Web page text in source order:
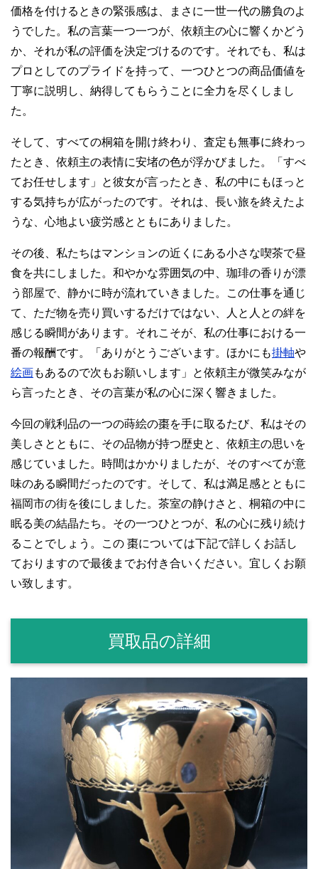
価格を付けるときの緊張感は、まさに一世一代の勝負のよ
うでした。私の言葉一つ一つが、依頼主の心に響くかどう
か、それが私の評価を決定づけるのです。それでも、私は
プロとしてのプライドを持って、一つひとつの商品価値を
丁寧に説明し、納得してもらうことに全力を尽くしまし
た。
そして、すべての桐箱を開け終わり、査定も無事に終わっ
たとき、依頼主の表情に安堵の色が浮かびました。「すべ
てお任せします」と彼女が言ったとき、私の中にもほっと
する気持ちが広がったのです。それは、長い旅を終えたよ
うな、心地よい疲労感とともにありました。
その後、私たちはマンションの近くにある小さな喫茶で昼
食を共にしました。和やかな雰囲気の中、珈琲の香りが漂
う部屋で、静かに時が流れていきました。この仕事を通じ
て、ただ物を売り買いするだけではない、人と人との絆を
感じる瞬間があります。それこそが、私の仕事における一
番の報酬です。「ありがとうございます。ほかにも掛軸や
絵画もあるので次もお願いします」と依頼主が微笑みなが
ら言ったとき、その言葉が私の心に深く響きました。
今回の戦利品の一つの蒔絵の棗を手に取るたび、私はその
美しさとともに、その品物が持つ歴史と、依頼主の思いを
感じていました。時間はかかりましたが、そのすべてが意
味のある瞬間だったのです。そして、私は満足感とともに
福岡市の街を後にしました。茶室の静けさと、桐箱の中に
眠る美の結晶たち。その一つひとつが、私の心に残り続け
ることでしょう。この 棗については下記で詳しくお話し
ておりますので最後までお付き合いください。宜しくお願
い致します。
買取品の詳細